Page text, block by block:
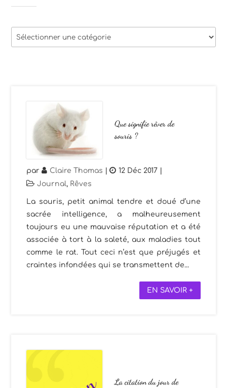
Que signifie rêver de
souris ?
par Claire Thomas | 12 Déc 2017 |
Journal, Rêves
La souris, petit animal tendre et doué d’une
sacrée intelligence, a malheureusement
toujours eu une mauvaise réputation et a été
associée à tort à la saleté, aux maladies tout
comme le rat. Tout ceci n’est que préjugés et
craintes infondées qui se transmettent de...
EN SAVOIR +
La citation du jour de
Thèmes
des